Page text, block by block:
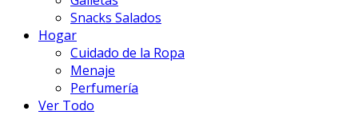
Snacks Salados
Hogar
Cuidado de la Ropa
Menaje
Perfumería
Ver Todo